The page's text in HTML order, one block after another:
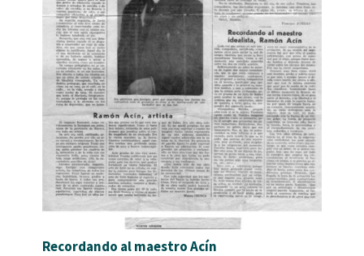
Recordando al maestro Acín